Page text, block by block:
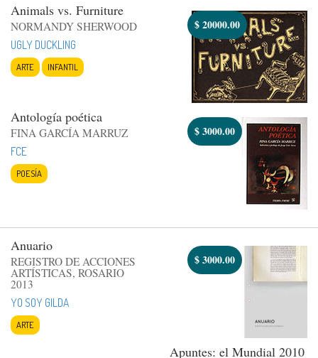
Animals vs. Furniture
NORMANDY SHERWOOD
UGLY DUCKLING
ARTE INFANTIL
$20000.00
Antología poética
FINA GARCÍA MARRUZ
FCE
POESÍA
$3000.00
Anuario
REGISTRO DE ACCIONES
ARTÍSTICAS, ROSARIO
2013
YO SOY GILDA
ARTE
$3000.00
Apuntes: el Mundial 2010